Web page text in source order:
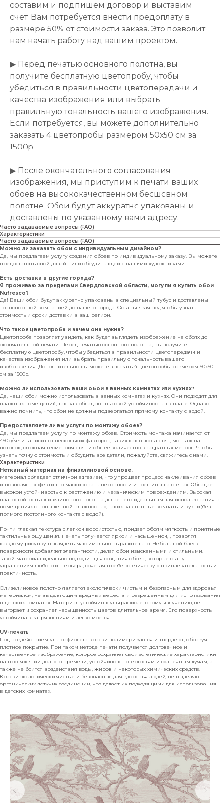
составим и подпишем договор и выставим
счет. Вам потребуется внести предоплату в
размере 50% от стоимости заказа. Это позволит
нам начать работу над вашим проектом.
▶ Перед печатью основного полотна, вы
получите бесплатную цветопробу, чтобы
убедиться в правильности цветопередачи и
качества изображения или выбрать
правильную тональность вашего изображения.
Если потребуется, вы можете дополнительно
заказать 4 цветопробы размером 50х50 см за
1500р.
▶ После окончательного согласования
изображения, мы приступим к печати ваших
обоев на высококачественном бесшовном
полотне. Обои будут аккуратно упакованы и
доставлены по указанному вами адресу.
Часто задаваемые вопросы (FAQ)
Характеристики
Часто задаваемые вопросы (FAQ)
Можно ли заказать обои с индивидуальным дизайном?
Да, мы предлагаем услугу создания обоев по индивидуальному заказу. Вы можете
предоставить свой дизайн или обсудить идеи с нашими художниками.
Есть доставка в другие города?
Я проживаю за пределами Свердловской области, могу ли я купить обои
Nufresco?
Да! Ваши обои будут аккуратно упакованы в специальный тубус и доставлены
транспортной компанией до вашего города. Оставьте заявку, чтобы узнать
стоимость и сроки доставки в ваш регион.
Что такое цветопроба и зачем она нужна?
Цветопроба позволяет увидеть, как будет выглядеть изображение на обоях до
окончательной печати. Перед печатью основного полотна, вы получите 1
бесплатную цветопробу, чтобы убедиться в правильности цветопередачи и
качества изображения или выбрать правильную тональность вашего
изображения. Дополнительно вы можете заказать 4 цветопробы размером 50х50
см за 1500р.
Можно ли использовать ваши обои в ванных комнатах или кухнях?
Да, наши обои можно использовать в ванных комнатах и кухнях. Они подходят для
влажных помещений, так как обладают высокой устойчивостью к влаге. Однако
важно помнить, что обои не должны подвергаться прямому контакту с водой.
Предоставляете ли вы услуги по монтажу обоев?
Да, мы предлагаем услугу по монтажу обоев. Стоимость монтажа начинается от
450р/м² и зависит от нескольких факторов, таких как высота стен, монтаж на
потолок, сложная геометрия стен и общее количество квадратных метров. Чтобы
узнать точную стоимость и обсудить все детали, пожалуйста, свяжитесь с нами.
Характеристики
Нетканый материал на флизелиновой основе.
Материал обладает отличной адгезией, что упрощает процесс наклеивания обоев
и позволяет эффективно маскировать неровности и трещины на стенах. Обладает
высокой устойчивостью к растяжению и механическим повреждениям. Высокая
влагостойкость флизелинового полотна делает его идеальным для использования в
помещениях с повышенной влажностью, таких как ванные комнаты и кухни(без
прямого постоянного контакта с водой).
Почти гладкая текстура с легкой ворсистостью, придает обоям мягкость и приятные
тактильные ощущения. Печать получается яркой и насыщенной, , позволяя
каждому рисунку выглядеть максимально выразительно. Небольшой блеск
поверхности добавляет элегантности, делая обои изысканными и стильными.
Такой материал идеально подходит для создания обоев, которые станут
украшением любого интерьера, сочетая в себе эстетическую привлекательность и
практичность.
Флизелиновое полотно является экологически чистым и безопасным для здоровья
материалом, не выделяющим вредных веществ и разрешенным для использования
в детских комнатах. Материал устойчив к ультрафиолетовому излучению, не
выгорает и сохраняет насыщенность цветов длительное время. Его поверхность
устойчива к загрязнениям и легко моется.
UV-печать
Под воздействием ультрафиолета краски полимеризуются и твердеют, образуя
плотное покрытие. При таком методе печати получается долговечное и
качественное изображение, которое сохраняет свои эстетические характеристики
на протяжении долгого времени, устойчиво к потертостям и солнечным лучам, а
также не боится воздействия воды, жиров и некоторых химических средств.
Краски экологически чистые и безопасные для здоровья людей, не выделяют
органических летучих соединений, что делает их подходящими для использования
в детских комнатах.